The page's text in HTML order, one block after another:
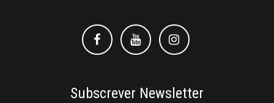
FacebookFacebookInstagram
Subscrever Newsletter